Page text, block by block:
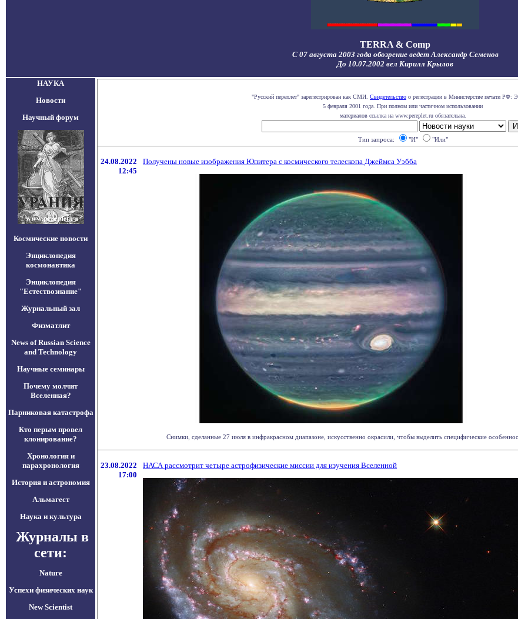
TERRA & Comp
С 07 августа 2003 года обозрение ведет Александр Семенов
До 10.07.2002 вел Кирилл Крылов
НАУКА
Новости
Научный форум
Космические новости
Энциклопедия
космонавтика
Энциклопедия
"Естествознание"
Журнальный зал
Физматлит
News of Russian Science
and Technology
Научные семинары
Почему молчит
Вселенная?
Парниковая катастрофа
Кто перым провел
клонирование?
Хронология и
парахронология
История и астрономия
Альмагест
Наука и культура
Журналы в
сети:
Nature
Успехи физических наук
New Scientist
"Русский переплет" зарегистрирован как СМИ. Свидетельство о регистрации в Министерстве печати РФ:
5 февраля 2001 года. При полном или частичном использовании
материалов ссылка на www.pereplet.ru обязательна.
Тип запроса: "И" "Или"
24.08.2022
12:45
Получены новые изображения Юпитера с космического телескопа Джеймса Уэбба
Снимки, сделанные 27 июля в инфракрасном диапазоне, искусственно окрасили, чтобы выделить специфические
23.08.2022
17:00
НАСА рассмотрит четыре астрофизические миссии для изучения Вселенной